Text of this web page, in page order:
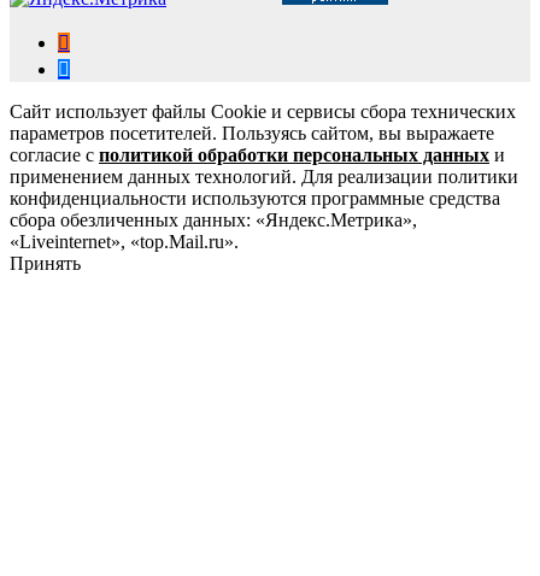
Сайт использует файлы Cookie и сервисы сбора технических
параметров посетителей. Пользуясь сайтом, вы выражаете
согласие с политикой обработки персональных данных и
применением данных технологий. Для реализации политики
конфиденциальности используются программные средства
сбора обезличенных данных: «Яндекс.Метрика»,
«Liveinternet», «top.Mail.ru».
Принять